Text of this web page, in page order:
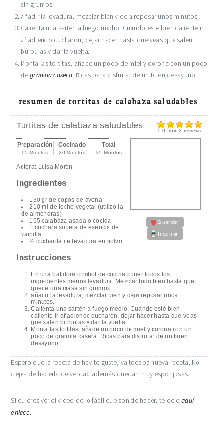
sin grumos.
añadir la levadura, mezclar bien y deja reposar unos minutos.
Calienta una sartén a fuego medio. Cuando esté bien caliente ir
añadiendo cucharón, dejar hacer hasta que veas que salen
burbujas y dar la vuelta.
Monta las tortitas, añade un poco de miel y corona con un poco
degranola casera. Ricas para disfrutar de un buen desayuno.
resumen de tortitas de calabaza saludables
5.0 from2 reviews
Tortitas de calabaza saludables
Guardar
Imprimir
Preparación
15 Minutos
Cocinado
20 Minutos
Total
35 Minutos
Autora: Luisa Morón
Ingredientes
130 gr de copos de avena
210 ml de leche vegetal (utilizo la
de almendras)
155 calabaza asada o cocida
1 cuchara sopera de esencia de
vainilla
½ cucharita de levadura en polvo
Instrucciones
En una batidora o robot de cocina poner todos los
ingredientes menos levadura. Mezclar todo bien hasta que
quede una masa sin grumos.
añadir la levadura, mezclar bien y deja reposar unos
minutos.
Calienta una sartén a fuego medio. Cuando esté bien
caliente ir añadiendo cucharón, dejar hacer hasta que veas
que salen burbujas y dar la vuelta.
Monta las tortitas, añade un poco de miel y corona con un
poco de granola casera. Ricas para disfrutar de un buen
desayuno.
Espero que la receta de hoy te guste, ya tocaba nueva receta. No
dejes de hacerla de verdad además quedan muy esponjosas.
Si quieres ver el video de lo fácil que son de hacer, te dejoaquí
enlace.